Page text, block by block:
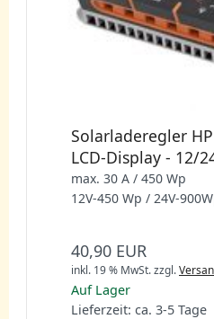
Solarladeregler
LCD-Display - 12/
max. 30 A / 450 Wp
12V-450 Wp / 24V-
40,90 EUR
inkl. 19 % MwSt.zzgl.
Auf Lager
Lieferzeit: ca. 3-5 Tage